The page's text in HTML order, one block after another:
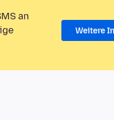
an
Weitere